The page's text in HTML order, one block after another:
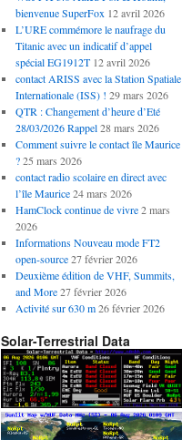
bienvenue SuperFox 12 avril 2026
L’URE commémore le naufrage du
Titanic avec un indicatif d’appel
spécial EG1912T 12 avril 2026
contact ARISS avec la Station Spatiale
Internationale (ISS) ! 29 mars 2026
QTR : Changement d’heure d’Eté
28/03/2026 Rappel 28 mars 2026
Comment suivre le contact île Maurice
? 25 mars 2026
contact radio scolaire en direct avec
l’île Maurice 24 mars 2026
HamClock continue de vivre 2 mars
2026
Informations Nouveau mode FT2
open-source 27 février 2026
Deuxième édition de VHF, Summits,
and More 27 février 2026
Activité sur 630 m 26 février 2026
Solar-Terrestrial Data